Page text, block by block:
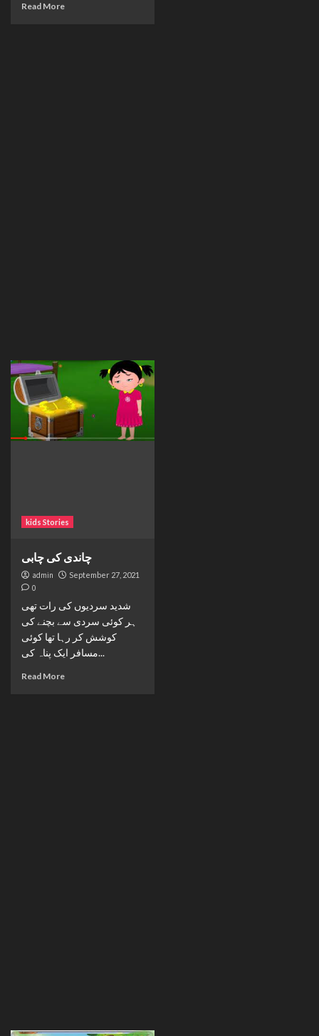
Read More
kids Stories
چاندی کی چابی
admin September 27, 2021
0
شدید سردیوں کی رات تھی
ہر کوئی سردی سے بچنے کی
کوشش کر رہا تھا کوئی
مسافر ایک پناہ کی...
Read More